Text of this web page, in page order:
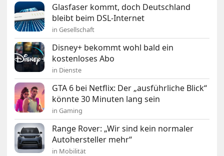
Glasfaser kommt, doch Deutschland
bleibt beim DSL-Internet
in Gesellschaft
Disney+ bekommt wohl bald ein
kostenloses Abo
in Dienste
GTA 6 bei Netflix: Der „ausführliche Blick“
könnte 30 Minuten lang sein
in Gaming
Range Rover: „Wir sind kein normaler
Autohersteller mehr“
in Mobilität